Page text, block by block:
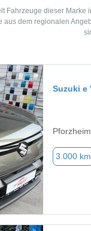
Fahrzeuge dieser
dem regionalen
Suzuki e
3.000 km